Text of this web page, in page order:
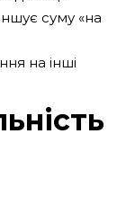
суму «на
на інші